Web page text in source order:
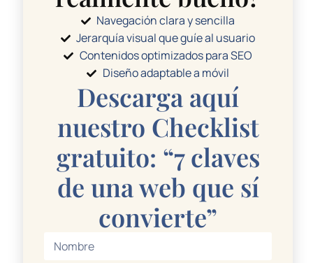
Navegación clara y sencilla
Jerarquía visual que guíe al usuario
Contenidos optimizados para SEO
Diseño adaptable a móvil
Descarga aquí
nuestro Checklist
gratuito: “7 claves
de una web que sí
convierte”